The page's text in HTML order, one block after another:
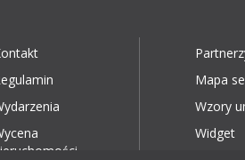
Mapa
Wzory
Widget